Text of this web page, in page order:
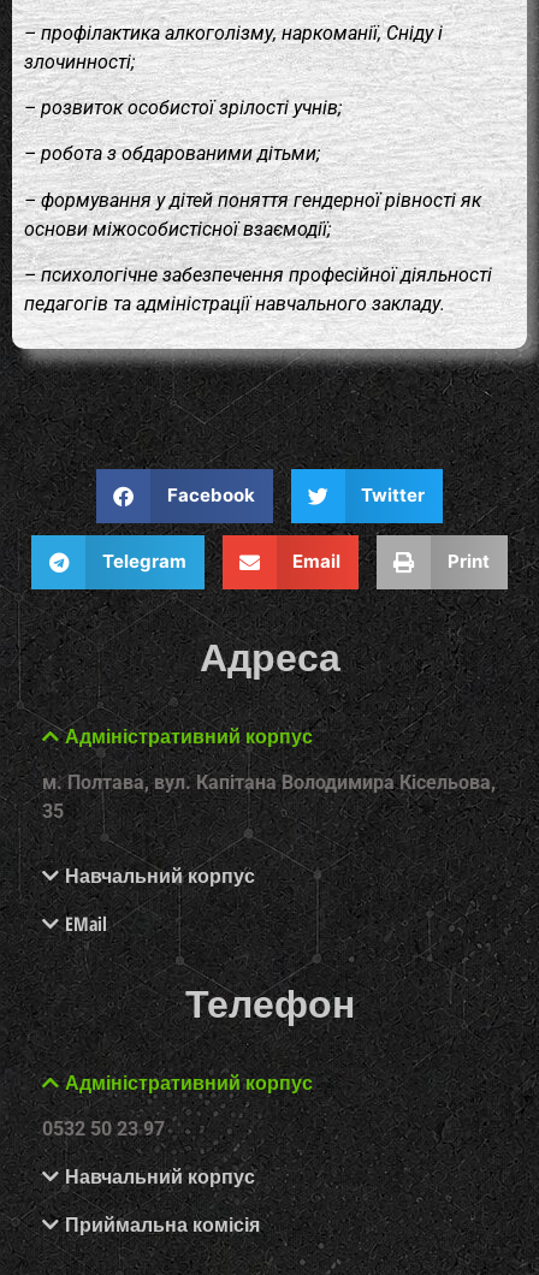
– профілактика алкоголізму, наркоманії, Сніду і
злочинності;
– розвиток особистої зрілості учнів;
– робота з обдарованими дітьми;
– формування у дітей поняття гендерної рівності як
основи міжособистісної взаємодії;
– психологічне забезпечення професійної діяльності
педагогів та адміністрації навчального закладу.
Facebook Twitter
Telegram Email Print
Адреса
Адміністративний корпус
м. Полтава, вул. Капітана Володимира Кісельова,
35
Навчальний корпус
EMail
Телефон
Адміністративний корпус
0532 50 23 97
Навчальний корпус
Приймальна комісія